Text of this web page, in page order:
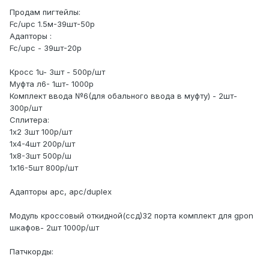
Продам пигтейлы:
Fc/upc 1.5м-39шт-50р
Адапторы :
Fc/upc - 39шт-20р
Кросс 1u- 3шт - 500р/шт
Муфта л6- 1шт- 1000р
Комплект ввода №6(для обального ввода в муфту) - 2шт-
300р/шт
Сплитера:
1х2 3шт 100р/шт
1х4-4шт 200р/шт
1х8-3шт 500р/ш
1х16-5шт 800р/шт
Адапторы apc, apc/duplex
Модуль кроссовый откидной(ссд)32 порта комплект для gpon
шкафов- 2шт 1000р/шт
Патчкорды: